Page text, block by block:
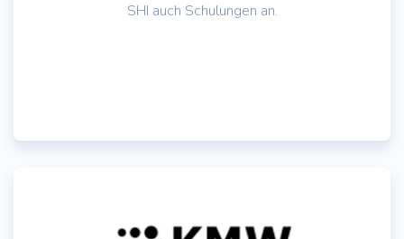
SHI auch Schulungen an.